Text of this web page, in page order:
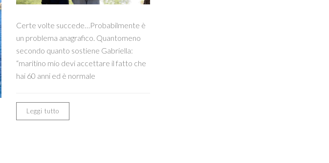
Certe volte succede…Probabilmente è
un problema anagrafico. Quantomeno
secondo quanto sostiene Gabriella:
“maritino mio devi accettare il fatto che
hai 60 anni ed è normale
Leggi tutto